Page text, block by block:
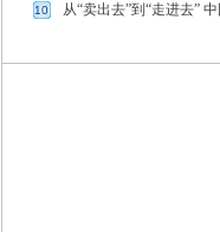
10 从“卖出去”到“走进去”